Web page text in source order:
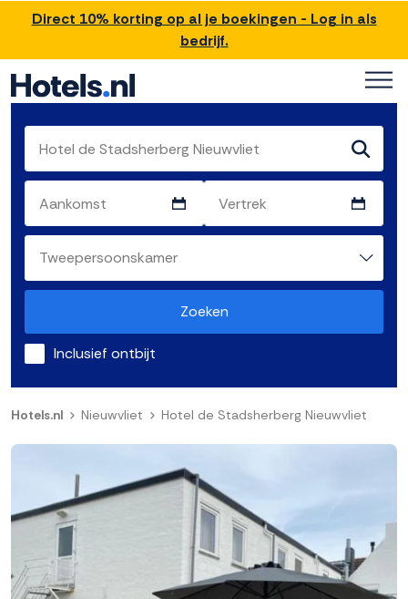
Direct 10% korting op al je boekingen - Log in als
bedrijf.
Zoeken
Inclusief ontbijt
Hotels.nl Nieuwvliet Hotel de Stadsherberg Nieuwvliet